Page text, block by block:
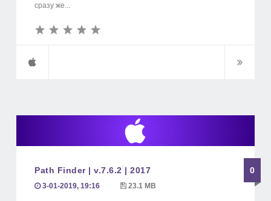
сразу же...
Path Finder | v.7.6.2 | 2017 0
3-01-2019, 19:16 23.1 MB